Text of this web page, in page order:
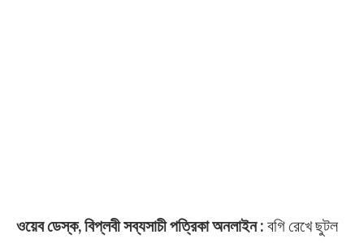
ওয়েব ডেস্ক, বিপ্লবী সব্যসাচী পত্রিকা অনলাইন : বগি রেখে ছুটল